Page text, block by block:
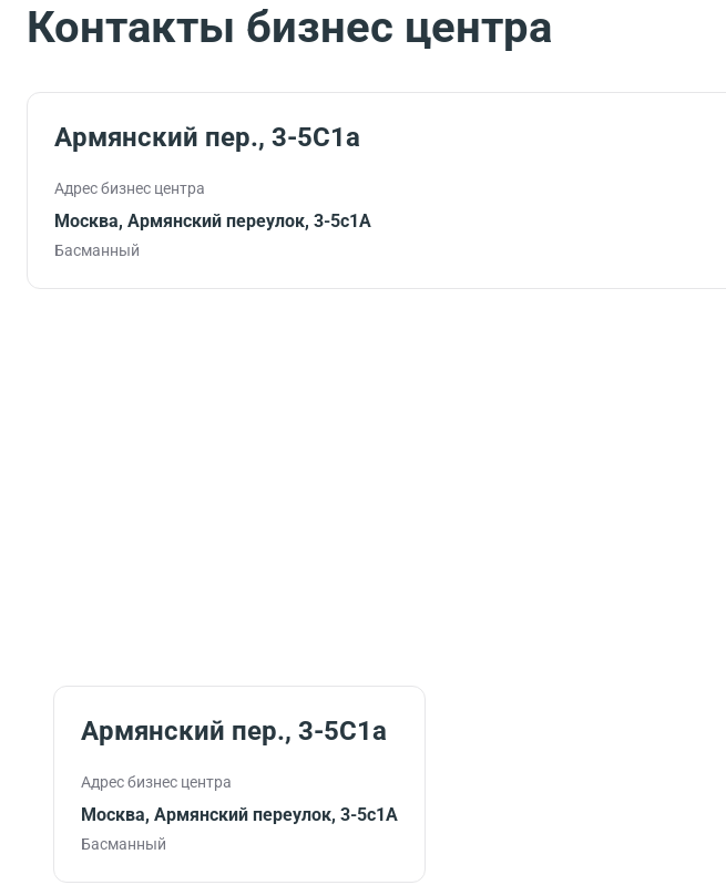
Контакты бизнес центра
Армянский пер., 3-5С1а
Адрес бизнес центра
Москва, Армянский переулок, 3-5с1А
Басманный
Армянский пер., 3-5С1а
Адрес бизнес центра
Москва, Армянский переулок, 3-5с1А
Басманный